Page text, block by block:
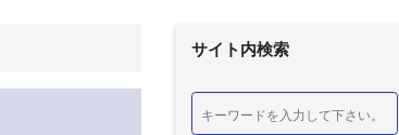
サイト内検索